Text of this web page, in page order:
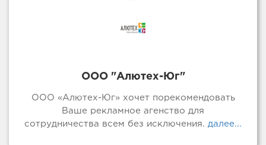
ООО "Алютех-Юг"
ООО «Алютех-Юг» хочет порекомендовать
Ваше рекламное агенство для
сотрудничества всем без исключения. далее...